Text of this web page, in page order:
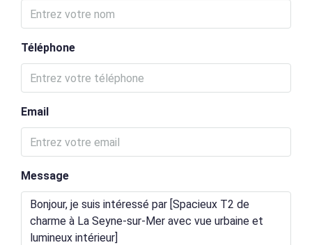
Téléphone
Email
Message